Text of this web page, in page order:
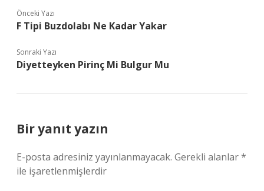
Önceki Yazı
F Tipi Buzdolabı Ne Kadar Yakar
Sonraki Yazı
Diyetteyken Pirinç Mi Bulgur Mu
Bir yanıt yazın
E-posta adresiniz yayınlanmayacak. Gerekli alanlar*
ile işaretlenmişlerdir